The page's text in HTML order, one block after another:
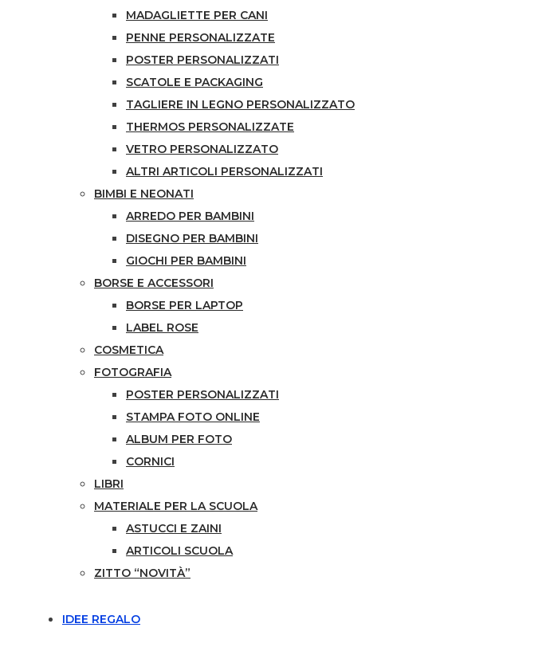
MADAGLIETTE PER CANI
PENNE PERSONALIZZATE
POSTER PERSONALIZZATI
SCATOLE E PACKAGING
TAGLIERE IN LEGNO PERSONALIZZATO
THERMOS PERSONALIZZATE
VETRO PERSONALIZZATO
ALTRI ARTICOLI PERSONALIZZATI
BIMBI E NEONATI
ARREDO PER BAMBINI
DISEGNO PER BAMBINI
GIOCHI PER BAMBINI
BORSE E ACCESSORI
BORSE PER LAPTOP
LABEL ROSE
COSMETICA
FOTOGRAFIA
POSTER PERSONALIZZATI
STAMPA FOTO ONLINE
ALBUM PER FOTO
CORNICI
LIBRI
MATERIALE PER LA SCUOLA
ASTUCCI E ZAINI
ARTICOLI SCUOLA
ZITTO “NOVITÀ”
IDEE REGALO